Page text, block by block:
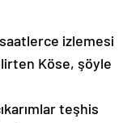
izlemesi
Köse, şöyle
teşhis